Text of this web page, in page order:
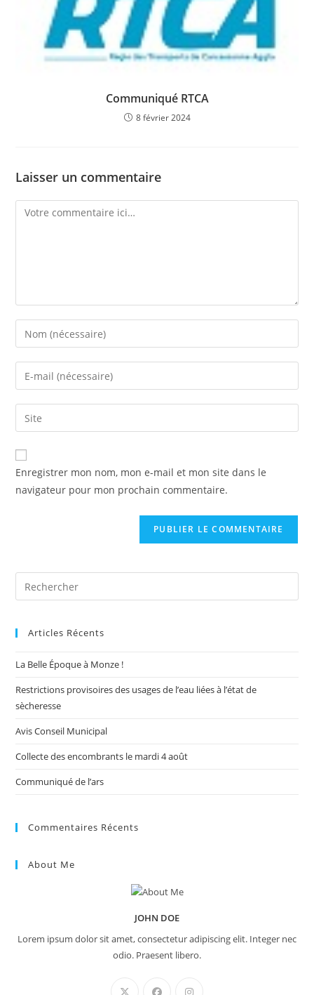
Communiqué RTCA
8 février 2024
Laisser un commentaire
Comment
Enter
your
name
comment
Enter
your
email
address
comment
Saisir
l’URL
de
votre
(facultatif)
Enregistrer mon nom, mon e-mail et mon site dans le
navigateur pour mon prochain commentaire.
Articles Récents
La Belle Époque à Monze !
Restrictions provisoires des usages de l’eau liées à l’état de
sècheresse
Avis Conseil Municipal
Collecte des encombrants le mardi 4 août
Communiqué de l’ars
Commentaires Récents
About Me
JOHN DOE
Lorem ipsum dolor sit amet, consectetur adipiscing elit. Integer nec
odio. Praesent libero.